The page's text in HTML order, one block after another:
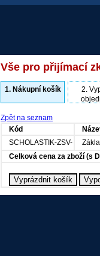
Vše pro přijímací
1.Nákupní košík 2.
Zpět na seznam
Kód
SCHOLASTIK-ZSV-
Celková cena za zboží (s